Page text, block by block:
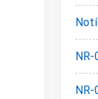
NR-
NR-